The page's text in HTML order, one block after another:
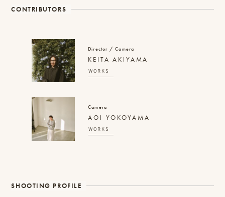
CONTRIBUTORS
Director / Camera
​KEITA AKIYAMA
WORKS
Camera
AOI YOKOYAMA
WORKS
SHOOTING PROFILE